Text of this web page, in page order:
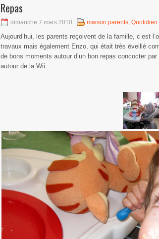
Repas
dimanche 7 mars 2010 maison parents, Quotidien
Aujourd’hui, les parents reçoivent de la famille, c’est
travaux mais également Enzo, qui était très éveillé
de bons moments autour d’un bon repas concocter
autour de la Wii.